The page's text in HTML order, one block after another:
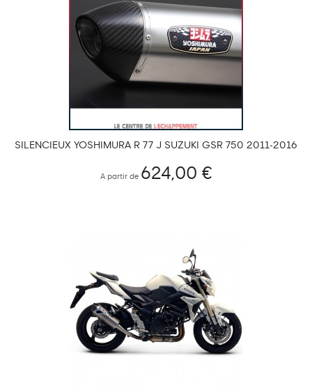
SILENCIEUX YOSHIMURA R 77 J SUZUKI GSR 750 2011-2016
A partir de 624,00 €